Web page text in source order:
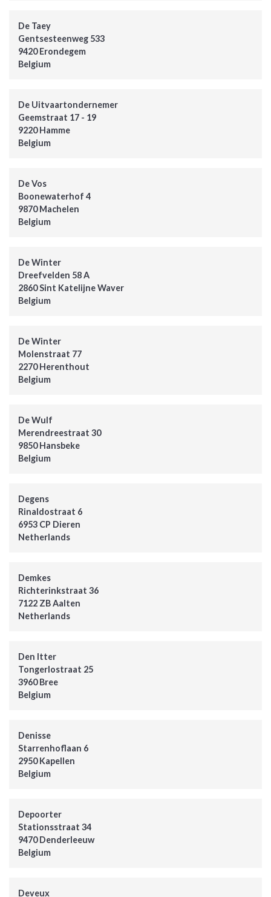
De Taey
Gentsesteenweg 533
9420 Erondegem
Belgium
De Uitvaartondernemer
Geemstraat 17 - 19
9220 Hamme
Belgium
De Vos
Boonewaterhof 4
9870 Machelen
Belgium
De Winter
Dreefvelden 58 A
2860 Sint Katelijne Waver
Belgium
De Winter
Molenstraat 77
2270 Herenthout
Belgium
De Wulf
Merendreestraat 30
9850 Hansbeke
Belgium
Degens
Rinaldostraat 6
6953 CP Dieren
Netherlands
Demkes
Richterinkstraat 36
7122 ZB Aalten
Netherlands
Den Itter
Tongerlostraat 25
3960 Bree
Belgium
Denisse
Starrenhoflaan 6
2950 Kapellen
Belgium
Depoorter
Stationsstraat 34
9470 Denderleeuw
Belgium
Deveux